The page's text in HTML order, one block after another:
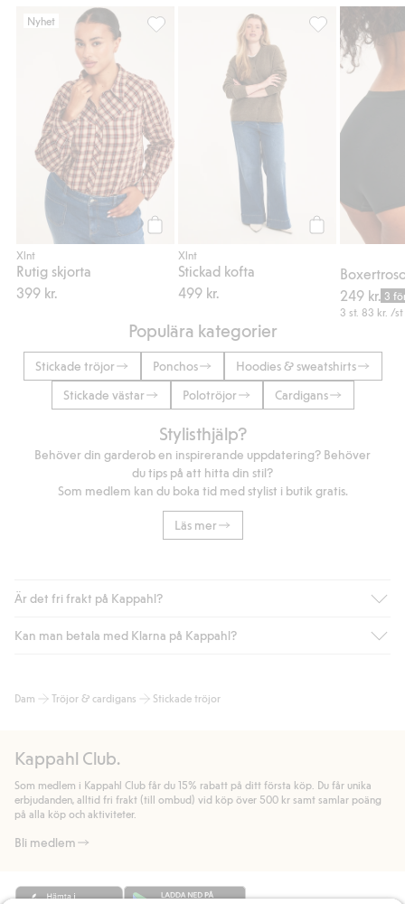
Nyhet
Köp
Xlnt
Rutig skjorta
399 kr.
Rutig skjorta, Lägg till i favoriter
Xlnt
Stickad kofta
499 kr.
Stickad kofta,
249 kr. 3
3 st.83 kr. /st
Populära kategorier
Stickade tröjor Ponchos
Hoodies & sweatshirts
Stickade västar
Polotröjor Cardigans
Stylisthjälp?
Behöver din garderob en inspirerande uppdatering? Behöver
du tips på att hitta din stil?
Som medlem kan du boka tid med stylist i butik gratis.
Läs mer
Är det fri frakt på Kappahl?
Är du medlem i Kappahl Club har du alltid gratis frakt till butik
automatik efter du loggat in och identifierats som medlem.
handlar för.
Läs mer
Kan man betala med Klarna på Kappahl?
bland annat faktura och swish men även andra betalningssätt.
allmänna villkor.
Läs mer
Dam Tröjor & cardigans Stickade tröjor
Kappahl Club.
Som medlem i Kappahl Club får du 15% rabatt på ditt första köp. Du får unika
erbjudanden, alltid fri frakt (till ombud) vid köp över 500 kr samt samlar poäng
på alla köp och aktiviteter.
Bli medlem